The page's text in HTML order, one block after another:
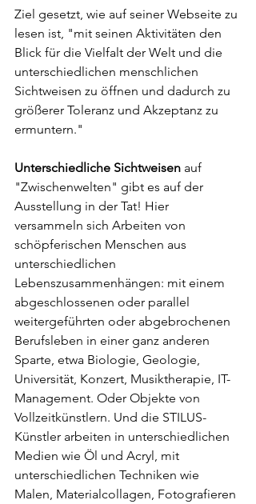
Ziel gesetzt, wie auf seiner Webseite zu
lesen ist, "mit seinen Aktivitäten den
Blick für die Vielfalt der Welt und die
unterschiedlichen menschlichen
Sichtweisen zu öffnen und dadurch zu
größerer Toleranz und Akzeptanz zu
ermuntern."
Unterschiedliche Sichtweisen auf
"Zwischenwelten" gibt es auf der
Ausstellung in der Tat! Hier
versammeln sich Arbeiten von
schöpferischen Menschen aus
unterschiedlichen
Lebenszusammenhängen: mit einem
abgeschlossenen oder parallel
weitergeführten oder abgebrochenen
Berufsleben in einer ganz anderen
Sparte, etwa Biologie, Geologie,
Universität, Konzert, Musiktherapie, IT-
Management. Oder Objekte von
Vollzeitkünstlern. Und die STILUS-
Künstler arbeiten in unterschiedlichen
Medien wie Öl und Acryl, mit
unterschiedlichen Techniken wie
Malen, Materialcollagen, Fotografieren